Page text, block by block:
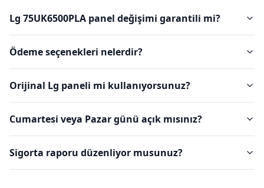
Lg 75UK6500PLA panel değişimi garantili mi?
Ödeme seçenekleri nelerdir?
Orijinal Lg paneli mi kullanıyorsunuz?
Cumartesi veya Pazar günü açık mısınız?
Sigorta raporu düzenliyor musunuz?